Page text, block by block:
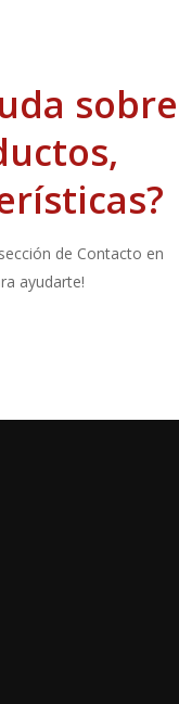
sobre
de Contacto en
ayudarte!